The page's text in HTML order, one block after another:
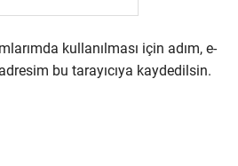
kullanılması için adım, e-
bu tarayıcıya kaydedilsin.